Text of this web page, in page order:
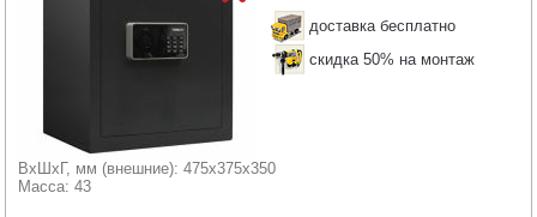
доставка бесплатно
скидка 50% на монтаж
ВхШхГ, мм (внешние): 475x375x350
Масса: 43